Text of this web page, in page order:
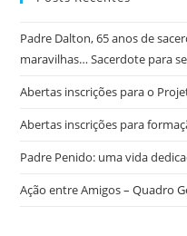
Padre Dalton, 65 anos de
maravilhas… Sacerdote para
Abertas inscrições para o
Abertas inscrições para
Padre Penido: uma vida
Ação entre Amigos – Quadro